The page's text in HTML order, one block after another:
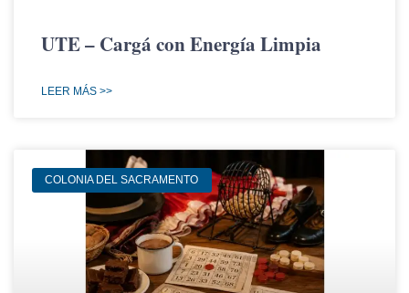
UTE – Cargá con Energía Limpia
LEER MÁS >>
COLONIA DEL SACRAMENTO